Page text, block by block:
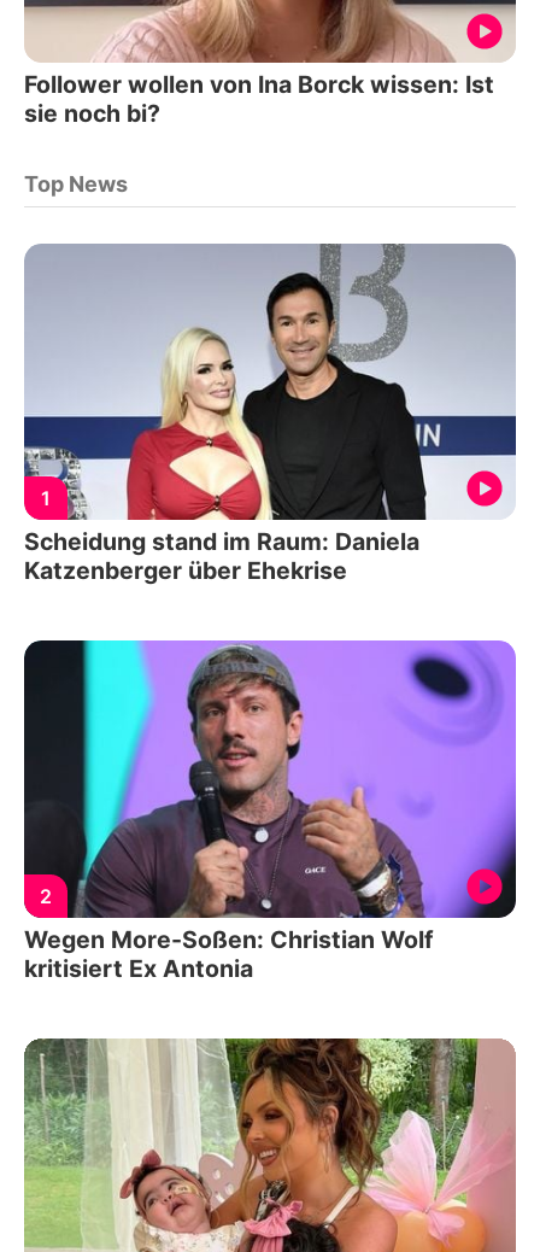
Follower wollen von Ina Borck wissen: Ist
sie noch bi?
Top News
1
Scheidung stand im Raum: Daniela
Katzenberger über Ehekrise
2
Wegen More-Soßen: Christian Wolf
kritisiert Ex Antonia